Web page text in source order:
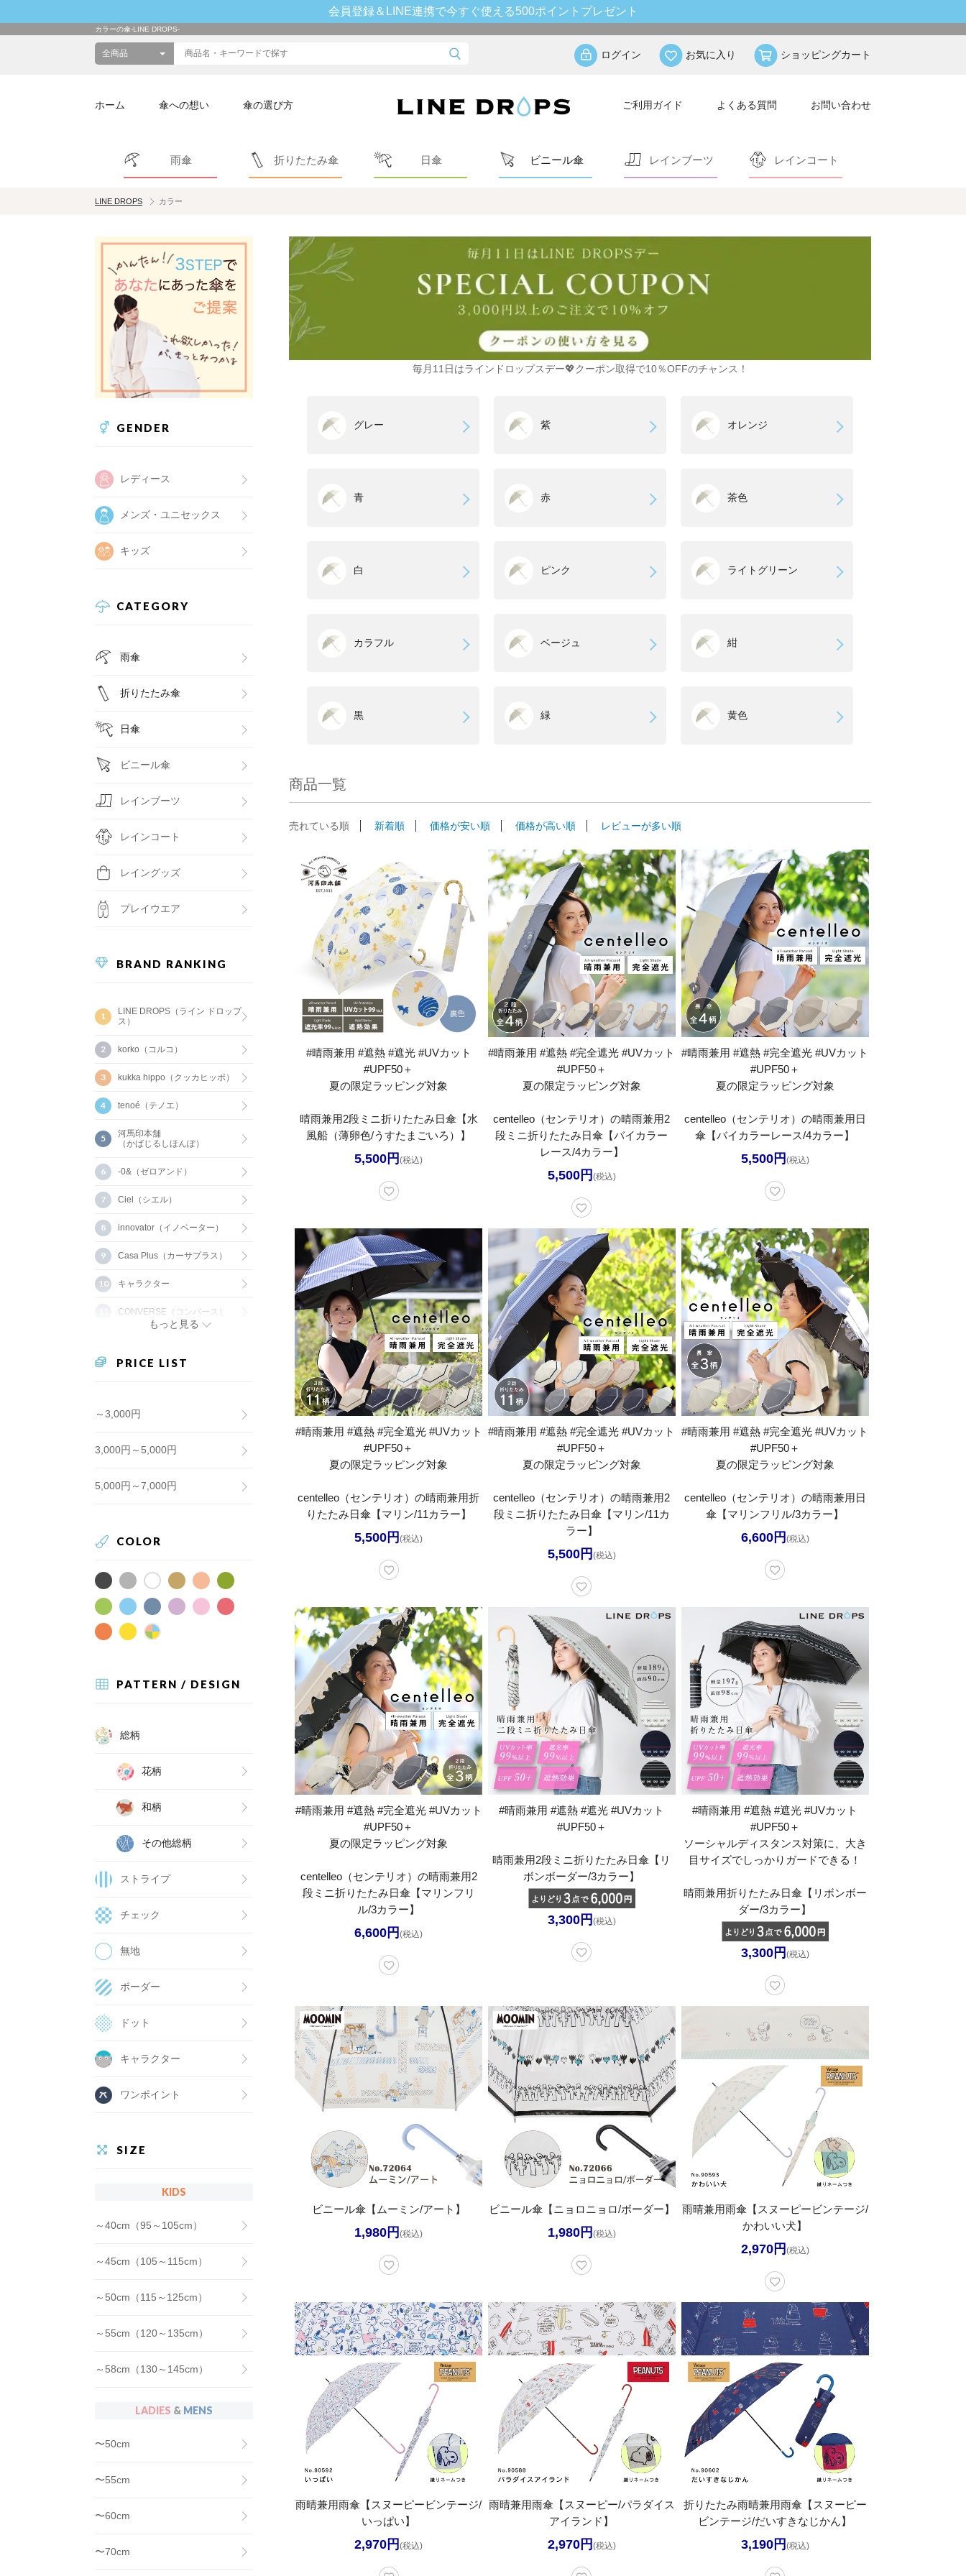
会員登録＆LINE連携で今すぐ使える500ポイントプレゼント
カラーの傘-LINE DROPS-
ログイン お気に入り ショッピングカート
ホーム 傘への想い 傘の選び方 ご利用ガイド よくある質問 お問い合わせ
雨傘 折りたたみ傘 日傘 ビニール傘 レインブーツ レインコート
LINE DROPS カラー
GENDER
レディース
メンズ・ユニセックス
キッズ
CATEGORY
雨傘
折りたたみ傘
日傘
ビニール傘
レインブーツ
レインコート
レイングッズ
プレイウエア
BRAND RANKING
LINE DROPS（ライン ドロップ
ス）
korko（コルコ）
kukka hippo（クッカヒッポ）
tenoé（テノエ）
河馬印本舗
（かばじるしほんぽ）
-0&（ゼロアンド）
Ciel（シエル）
innovator（イノベーター）
Casa Plus（カーサプラス）
キャラクター
CONVERSE（コンバース）
もっと見る
PRICE LIST
～3,000円
3,000円～5,000円
5,000円～7,000円
COLOR
PATTERN / DESIGN
総柄
花柄
和柄
その他総柄
ストライプ
チェック
無地
ボーダー
ドット
キャラクター
ワンポイント
SIZE
KIDS
～40cm（95～105cm）
～45cm（105～115cm）
～50cm（115～125cm）
～55cm（120～135cm）
～58cm（130～145cm）
LADIES & MENS
〜50cm
〜55cm
〜60cm
〜70cm
毎月11日はラインドロップスデー💖クーポン取得で10％OFFのチャンス！
グレー 紫 オレンジ
青 赤 茶色
白 ピンク ライトグリーン
カラフル ベージュ 紺
黒 緑 黄色
商品一覧
売れている順 新着順 価格が安い順 価格が高い順 レビューが多い順
#晴雨兼用 #遮熱 #遮光 #UVカット
#UPF50＋
夏の限定ラッピング対象
晴雨兼用2段ミニ折りたたみ日傘【水
風船（薄卵色/うすたまごいろ）】
5,500円 (税込)
#晴雨兼用 #遮熱 #完全遮光 #UVカット
#UPF50＋
夏の限定ラッピング対象
centelleo（センテリオ）の晴雨兼用2
段ミニ折りたたみ日傘【バイカラー
レース/4カラー】
5,500円 (税込)
#晴雨兼用 #遮熱 #完全遮光 #UVカット
#UPF50＋
夏の限定ラッピング対象
centelleo（センテリオ）の晴雨兼用日
傘【バイカラーレース/4カラー】
5,500円 (税込)
#晴雨兼用 #遮熱 #完全遮光 #UVカット
#UPF50＋
夏の限定ラッピング対象
centelleo（センテリオ）の晴雨兼用折
りたたみ日傘【マリン/11カラー】
5,500円 (税込)
#晴雨兼用 #遮熱 #完全遮光 #UVカット
#UPF50＋
夏の限定ラッピング対象
centelleo（センテリオ）の晴雨兼用2
段ミニ折りたたみ日傘【マリン/11カ
ラー】
5,500円 (税込)
#晴雨兼用 #遮熱 #完全遮光 #UVカット
#UPF50＋
夏の限定ラッピング対象
centelleo（センテリオ）の晴雨兼用日
傘【マリンフリル/3カラー】
6,600円 (税込)
#晴雨兼用 #遮熱 #完全遮光 #UVカット
#UPF50＋
夏の限定ラッピング対象
centelleo（センテリオ）の晴雨兼用2
段ミニ折りたたみ日傘【マリンフリ
ル/3カラー】
6,600円 (税込)
#晴雨兼用 #遮熱 #遮光 #UVカット
#UPF50＋
晴雨兼用2段ミニ折りたたみ日傘【リ
ボンボーダー/3カラー】
3,300円 (税込)
#晴雨兼用 #遮熱 #遮光 #UVカット
#UPF50＋
ソーシャルディスタンス対策に、大き
目サイズでしっかりガードできる！
晴雨兼用折りたたみ日傘【リボンボー
ダー/3カラー】
3,300円 (税込)
ビニール傘【ムーミン/アート】
1,980円 (税込)
ビニール傘【ニョロニョロ/ボーダー】
1,980円 (税込)
雨晴兼用雨傘【スヌーピービンテージ/
かわいい犬】
2,970円 (税込)
雨晴兼用雨傘【スヌーピービンテージ/
いっぱい】
2,970円 (税込)
雨晴兼用雨傘【スヌーピー/パラダイス
アイランド】
2,970円 (税込)
折りたたみ雨晴兼用雨傘【スヌーピー
ビンテージ/だいすきなじかん】
3,190円 (税込)